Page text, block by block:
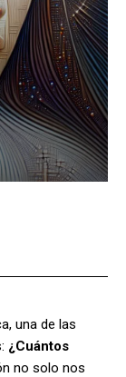
una de las
¿Cuántos
no solo nos